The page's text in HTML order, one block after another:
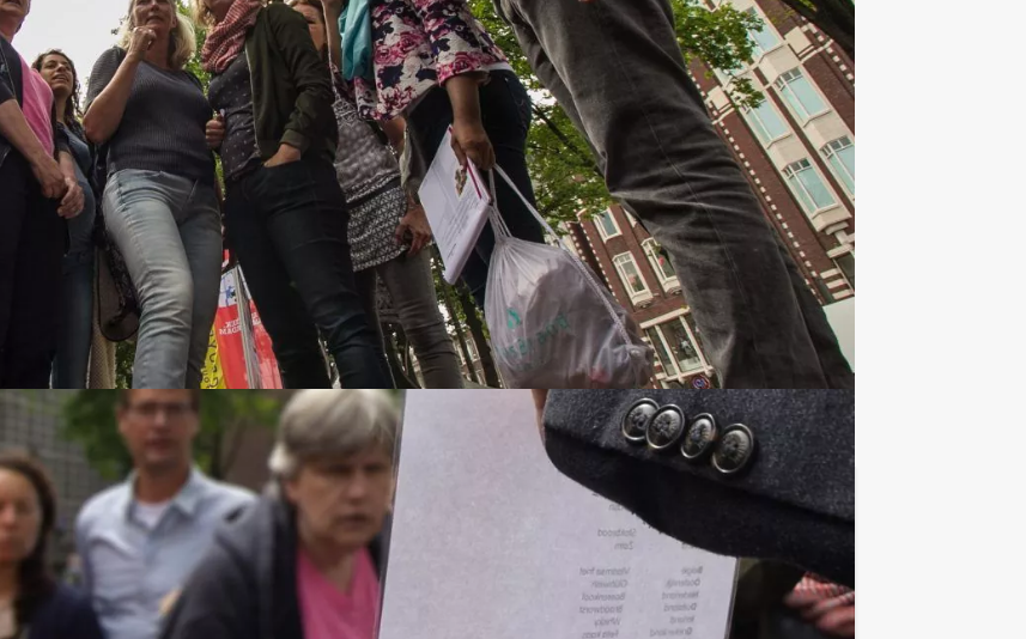
€ 22,50 p.p. excl. BTW
30 minuten
Excursies is een mix van knotsgekke en bizarre opdrachten in Amersfoort, voor echte